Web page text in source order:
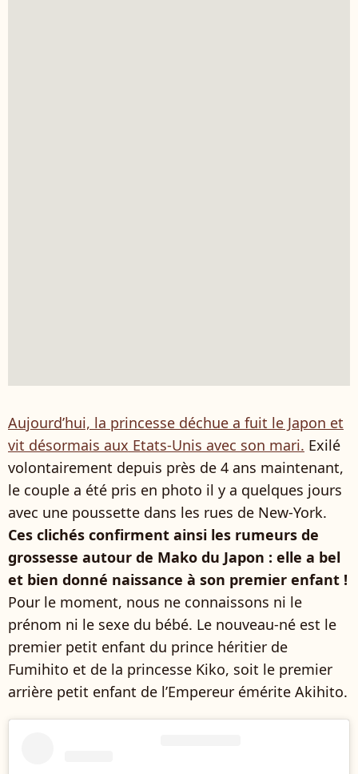
Aujourd’hui, la princesse déchue a fuit le Japon et
vit désormais aux Etats-Unis avec son mari. Exilé
volontairement depuis près de 4 ans maintenant,
le couple a été pris en photo il y a quelques jours
avec une poussette dans les rues de New-York.
Ces clichés confirment ainsi les rumeurs de
grossesse autour de Mako du Japon : elle a bel
et bien donné naissance à son premier enfant !
Pour le moment, nous ne connaissons ni le
prénom ni le sexe du bébé. Le nouveau-né est le
premier petit enfant du prince héritier de
Fumihito et de la princesse Kiko, soit le premier
arrière petit enfant de l’Empereur émérite Akihito.